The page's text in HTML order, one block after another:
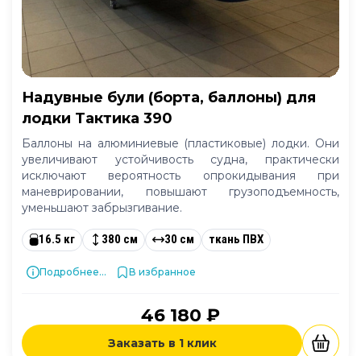
Надувные були (борта, баллоны) для
лодки Тактика 390
Баллоны на алюминиевые (пластиковые) лодки. Они
увеличивают устойчивость судна, практически
исключают вероятность опрокидывания при
маневрировании, повышают грузоподъемность,
уменьшают забрызгивание.
16.5 кг 380 см 30 см ткань ПВХ
Подробнее... В избранное
46 180 ₽
Заказать в 1 клик